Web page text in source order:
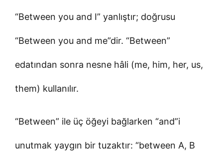
“Between you and I” yanlıştır; doğrusu
“Between you and me”dir. “Between”
edatından sonra nesne hâli (me, him, her, us,
them) kullanılır.
“Between” ile üç öğeyi bağlarken “and”i
unutmak yaygın bir tuzaktır: “between A, B